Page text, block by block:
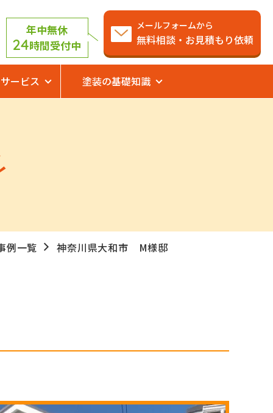
年中無休
24時間受付中
メールフォームから
無料相談・お見積もり依頼
塗装の基礎知識
サービス
例一覧 神奈川県大和市 M様邸